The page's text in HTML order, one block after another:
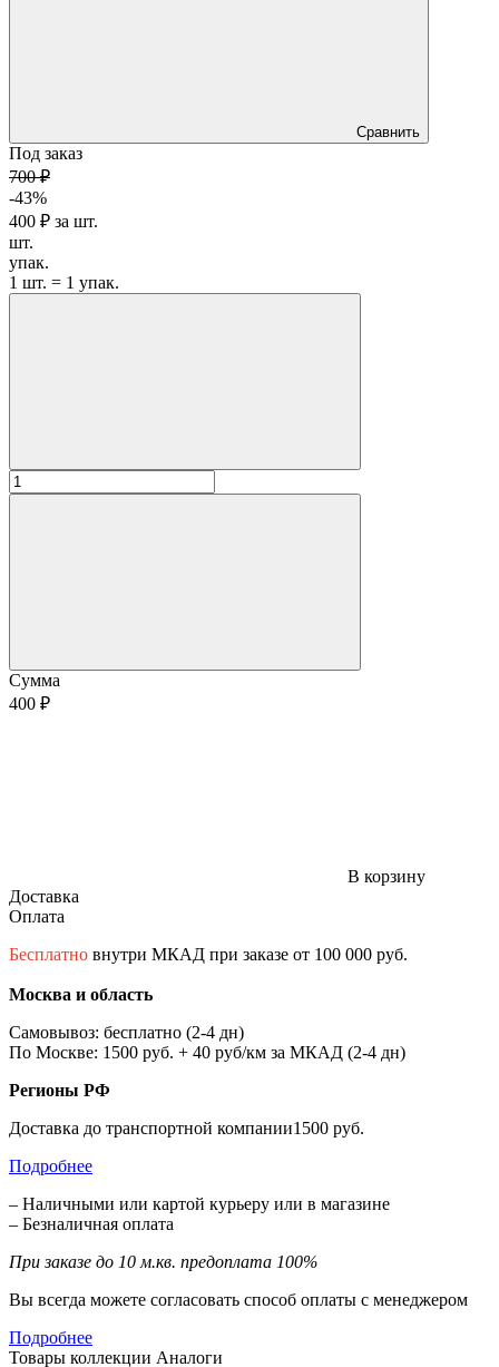
Сравнить
Под заказ
700 ₽
-43%
400 ₽ за шт.
шт.
упак.
1 шт. = 1 упак.
Сумма
400 ₽
В корзину
Доставка
Оплата
Бесплатно внутри МКАД при заказе от 100 000 руб.
Москва и область
Самовывоз: бесплатно (2-4 дн)
По Москве: 1500 руб. + 40 руб/км за МКАД (2-4 дн)
Регионы РФ
Доставка до транспортной компании1500 руб.
Подробнее
– Наличными или картой курьеру или в магазине
– Безналичная оплата
При заказе до 10 м.кв. предоплата 100%
Вы всегда можете согласовать способ оплаты с менеджером
Подробнее
Товары коллекции Аналоги